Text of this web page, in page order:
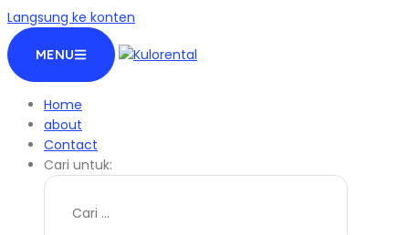
Langsung ke konten
MENU
Home
about
Contact
Cari untuk: